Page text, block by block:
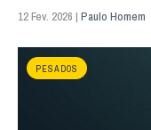
12 Fev. 2026 | Paulo Homem
PESADOS